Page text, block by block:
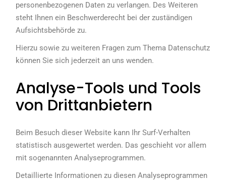
personenbezogenen Daten zu verlangen. Des Weiteren
steht Ihnen ein Beschwerderecht bei der zuständigen
Aufsichtsbehörde zu.
Hierzu sowie zu weiteren Fragen zum Thema Datenschutz
können Sie sich jederzeit an uns wenden.
Analyse-Tools und Tools
von Dritt­anbietern
Beim Besuch dieser Website kann Ihr Surf-Verhalten
statistisch ausgewertet werden. Das geschieht vor allem
mit sogenannten Analyseprogrammen.
Detaillierte Informationen zu diesen Analyseprogrammen